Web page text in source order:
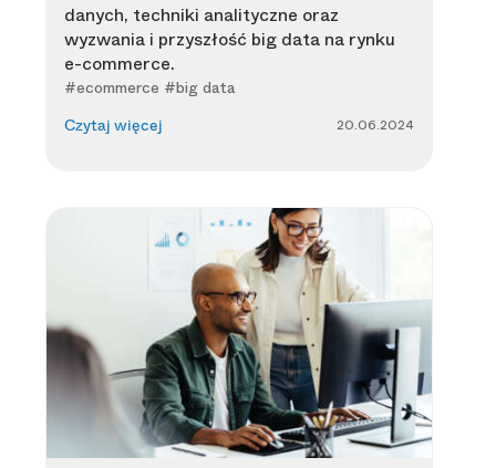
danych, techniki analityczne oraz
wyzwania i przyszłość big data na rynku
e-commerce.
#ecommerce #big data
Czytaj więcej 20.06.2024